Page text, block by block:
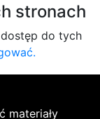
stronach
do tych
materiały